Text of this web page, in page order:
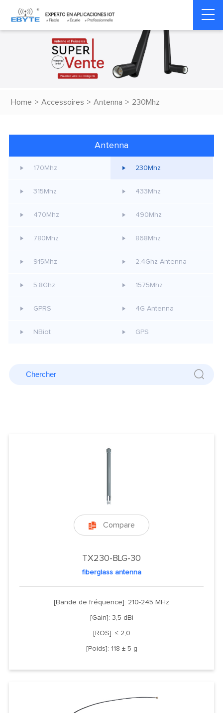
Home > Accessoires > Antenna > 230Mhz
Antenna
170Mhz 230Mhz
315Mhz 433Mhz
470Mhz 490Mhz
780Mhz 868Mhz
915Mhz 2.4Ghz Antenna
5.8Ghz 1575Mhz
GPRS 4G Antenna
NBiot GPS
 Compare
TX230-BLG-30
fiberglass antenna
[Bande de fréquence]: 210-245 MHz
[Gain]: 3,5 dBi
[ROS]: ≤ 2,0
[Poids]: 118 ± 5 g